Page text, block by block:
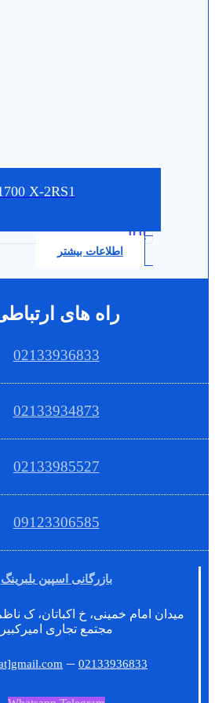
X-2RS1
0.0
اطلاعات بیشتر
راه های
02133936833
02133934873
02133985527
09123306585
بازرگانی اسپین بلبرینگ
میدان امام خمینی، خ اکباتان، ک
مجتمع تجاری امیرکبیر
–02133936833